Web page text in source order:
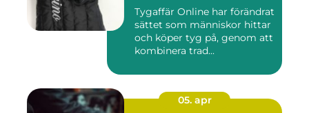
Tygaffär Online har förändrat
sättet som människor hittar
och köper tyg på, genom att
kombinera trad...
05. apr